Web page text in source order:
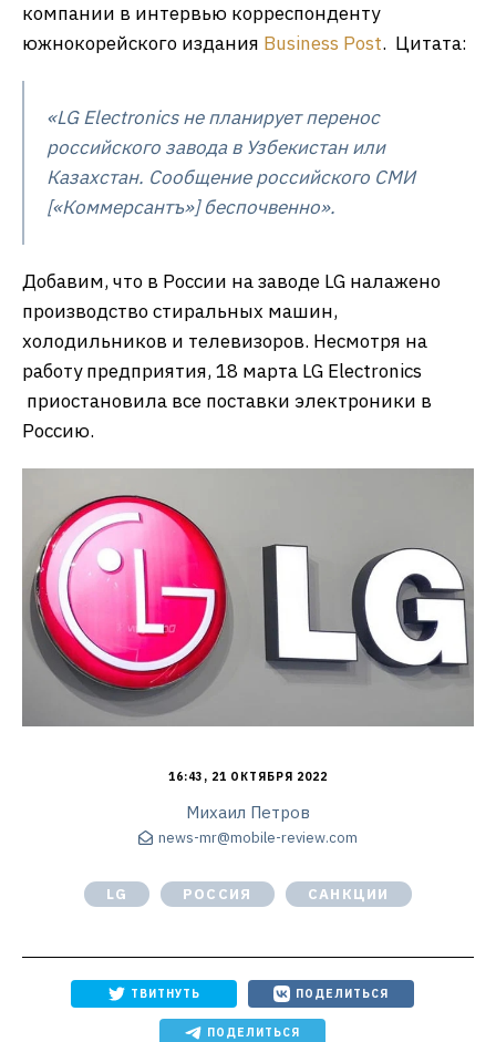
компании в интервью корреспонденту
южнокорейского издания Business Post. Цитата:
«LG Electronics не планирует перенос
российского завода в Узбекистан или
Казахстан. Сообщение российского СМИ
[«Коммерсантъ»] беспочвенно».
Добавим, что в России на заводе LG налажено
производство стиральных машин,
холодильников и телевизоров. Несмотря на
работу предприятия, 18 марта LG Electronics
приостановила все поставки электроники в
Россию.
16:43, 21 ОКТЯБРЯ 2022
Михаил Петров
news-mr@mobile-review.com
LG РОССИЯ САНКЦИИ
ТВИТНУТЬ ПОДЕЛИТЬСЯ
ПОДЕЛИТЬСЯ